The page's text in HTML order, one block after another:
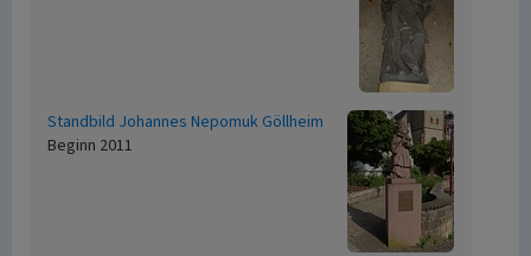
Standbild Johannes Nepomuk Göllheim
Beginn 2011